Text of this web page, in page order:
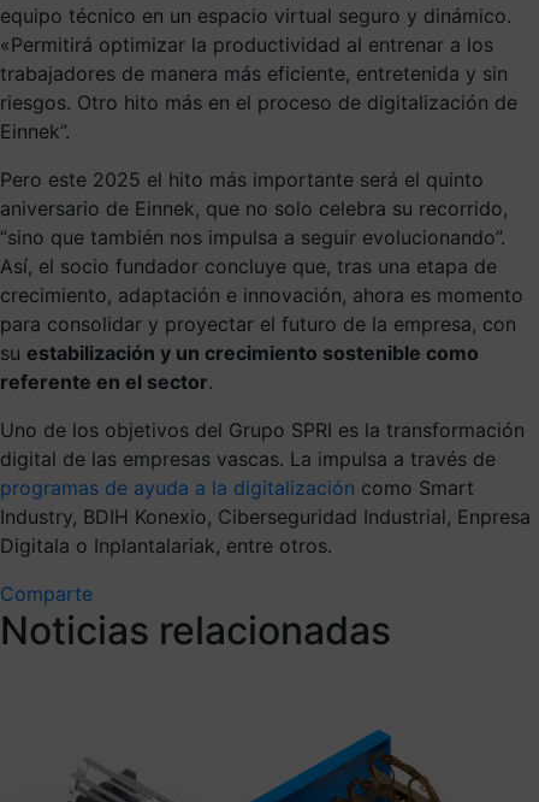
equipo técnico en un espacio virtual seguro y dinámico.
«Permitirá optimizar la productividad al entrenar a los
trabajadores de manera más eficiente, entretenida y sin
riesgos. Otro hito más en el proceso de digitalización de
Einnek”.
Pero este 2025 el hito más importante será el quinto
aniversario de Einnek, que no solo celebra su recorrido,
“sino que también nos impulsa a seguir evolucionando”.
Así, el socio fundador concluye que, tras una etapa de
crecimiento, adaptación e innovación, ahora es momento
para consolidar y proyectar el futuro de la empresa, con
su estabilización y un crecimiento sostenible como
referente en el sector.
Uno de los objetivos del Grupo SPRI es la transformación
digital de las empresas vascas. La impulsa a través de
programas de ayuda a la digitalización como Smart
Industry, BDIH Konexio, Ciberseguridad Industrial, Enpresa
Digitala o Inplantalariak, entre otros.
Comparte
Noticias relacionadas